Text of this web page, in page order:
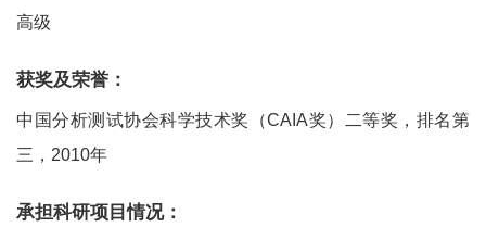
高级
获奖及荣誉：
中国分析测试协会科学技术奖（CAIA奖）二等奖，排名第
三， 2010年
承担科研项目情况：